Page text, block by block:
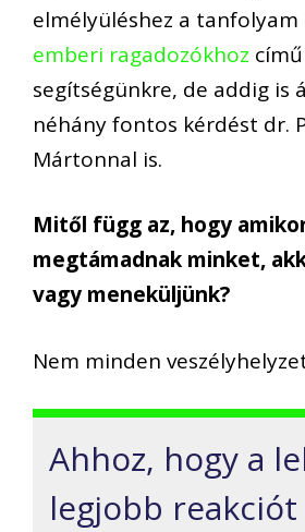
elmélyüléshez a tanfolyam
emberi ragadozókhoz
segítségünkre, de addig is
néhány fontos kérdést dr.
Mártonnal is.
Mitől függ az, hogy
megtámadnak minket,
vagy meneküljünk?
Nem minden
Ahhoz, hogy a
legjobb